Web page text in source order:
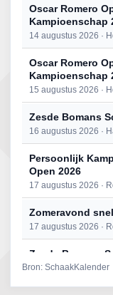
Oscar Romero
Kampioenschap
14 augustus 2026 ·
Oscar Romero
Kampioenschap
15 augustus 2026 ·
Zesde Bomans
16 augustus 2026 ·
Persoonlijk
Open 2026
17 augustus 2026 ·
Zomeravond
17 augustus 2026 ·
Zesde Bomans
17 augustus 2026 ·
Bron: SchaakKalender